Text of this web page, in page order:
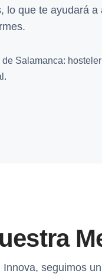
lo que te ayudará a
Salamanca:
Innova, seguimos